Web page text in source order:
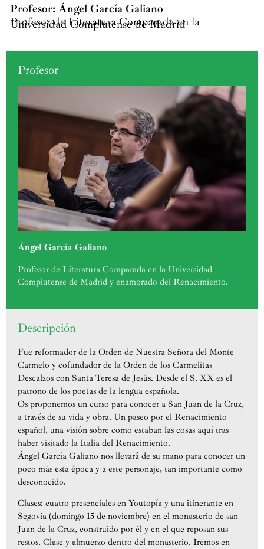
Profesor: Ángel García Galiano
Profesor de Literatura Comparada en la
Universidad Complutense de Madrid
Profesor
Ángel García Galiano
Profesor de Literatura Comparada en la Universidad
Complutense de Madrid y enamorado del Renacimiento.
Descripción
Fue reformador de la Orden de Nuestra Señora del Monte
Carmelo y cofundador de la Orden de los Carmelitas
Descalzos con Santa Teresa de Jesús. Desde el S. XX es el
patrono de los poetas de la lengua española.
Os proponemos un curso para conocer a San Juan de la Cruz,
a través de su vida y obra. Un paseo por el Renacimiento
español, una visión sobre como estaban las cosas aquí tras
haber visitado la Italia del Renacimiento.
Ángel García Galiano nos llevará de su mano para conocer un
poco más esta época y a este personaje, tan importante como
desconocido.
Clases: cuatro presenciales en Youtopía y una itinerante en
Segovia (domingo 15 de noviembre) en el monasterio de san
Juan de la Cruz, construido por él y en el que reposan sus
restos. Clase y almuerzo dentro del monasterio. Iremos en